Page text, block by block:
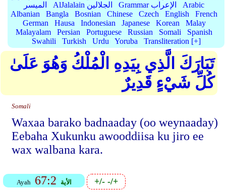
الميسر
AlJalalain الجلالين Grammar الإعراب
Arabic
Albanian
Bangla Bosnian Chinese Czech English
French
German
Hausa Indonesian Japanese Korean
Malay
Malayalam
Persian Portuguese Russian Somali
Spanish
Swahili
Turkish Urdu Yoruba Transliteration [+]
تَبَارَكَ الَّذِي بِيَدِهِ الْمُلْكُ وَهُوَ عَلَىٰ
كُلِّ شَيْءٍ قَدِيرٌ
Somali
Waxaa barako badnaaday (oo weynaaday)
Eebaha Xukunku awooddiisa ku jiro ee
wax walbana kara.
Ayah 67:2 الأية +/--/+